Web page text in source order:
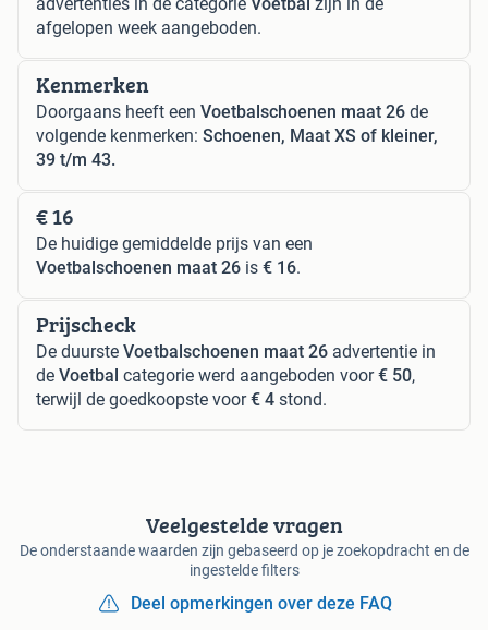
afgelopen week aangeboden.
Kenmerken
Doorgaans heeft een Voetbalschoenen maat 26 de
volgende kenmerken: Schoenen, Maat XS of kleiner,
39 t/m 43.
€ 16
De huidige gemiddelde prijs van een
Voetbalschoenen maat 26 is € 16.
Prijscheck
De duurste Voetbalschoenen maat 26 advertentie in
de Voetbal categorie werd aangeboden voor€ 50,
terwijl de goedkoopste voor€ 4 stond.
Veelgestelde vragen
De onderstaande waarden zijn gebaseerd op je zoekopdracht en de
ingestelde filters
Deel opmerkingen over deze FAQ